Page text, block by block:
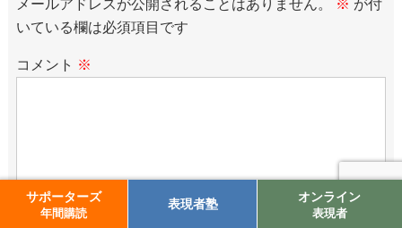
メールアドレスが公開されることはありません。 ※ が付
いている欄は必須項目です
コメント ※
サポーターズ
年間購読
表現者塾 オンライン
表現者